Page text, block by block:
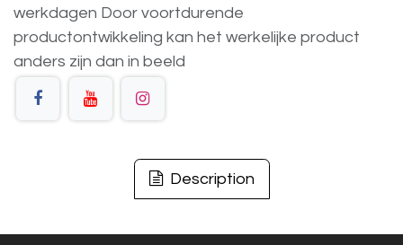
werkdagen Door voortdurende
productontwikkeling kan het werkelijke product
anders zijn dan in beeld
Description